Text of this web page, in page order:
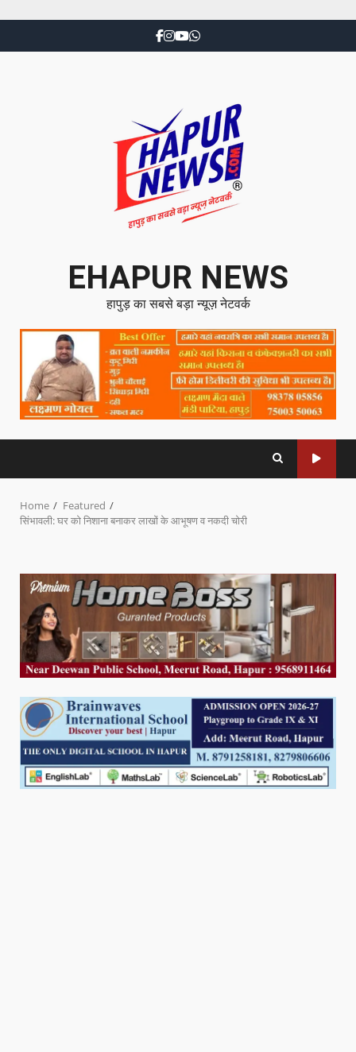
EHAPUR NEWS
हापुड़ का सबसे बड़ा न्यूज़ नेटवर्क
Home
Featured
सिंभावली: घर को निशाना बनाकर लाखों के आभूषण व नकदी चोरी